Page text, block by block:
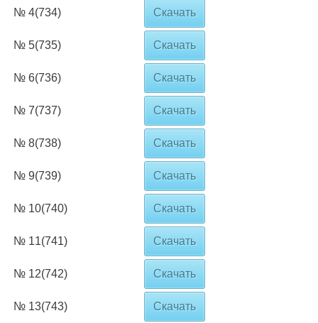
№ 4(734) Скачать
№ 5(735) Скачать
№ 6(736) Скачать
№ 7(737) Скачать
№ 8(738) Скачать
№ 9(739) Скачать
№ 10(740) Скачать
№ 11(741) Скачать
№ 12(742) Скачать
№ 13(743) Скачать